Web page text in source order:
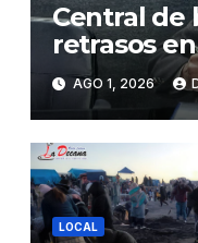
Central de
retrasos
de Agua y
Juliaca
AGO 1, 2026
LOCAL